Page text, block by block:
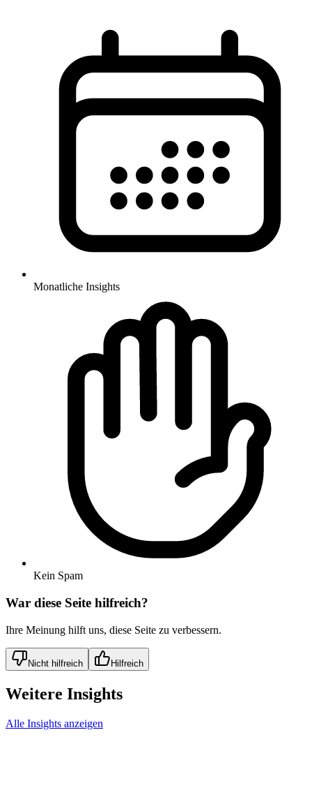
Monatliche Insights
Kein Spam
War diese Seite hilfreich?
Ihre Meinung hilft uns, diese Seite zu verbessern.
Nicht hilfreich Hilfreich
Weitere Insights
Alle Insights anzeigen